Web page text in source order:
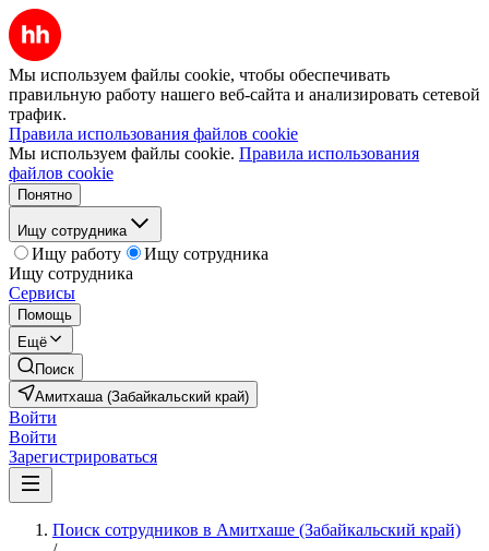
Мы используем файлы cookie, чтобы обеспечивать
правильную работу нашего веб-сайта и анализировать сетевой
трафик.
Правила использования файлов cookie
Мы используем файлы cookie. Правила использования
файлов cookie
Понятно
Ищу сотрудника
Ищу работу
Ищу сотрудника
Ищу сотрудника
Сервисы
Помощь
Ещё
Поиск
Амитхаша (Забайкальский край)
Войти
Войти
Зарегистрироваться
Поиск сотрудников в Амитхаше (Забайкальский край)